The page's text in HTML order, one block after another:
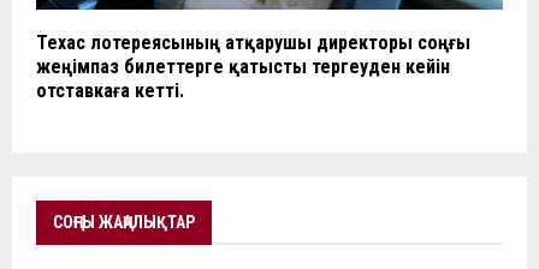
Техас лотереясының атқарушы директоры соңғы
жеңімпаз билеттерге қатысты тергеуден кейін
отставкаға кетті.
СОҢҒЫ ЖАҢАЛЫҚТАР